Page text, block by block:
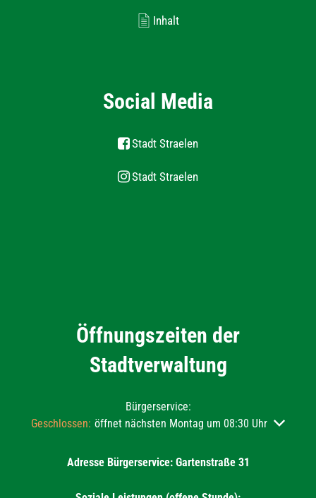
Inhalt
Social Media
Stadt Straelen
Stadt Straelen
Öffnungszeiten der
Stadtverwaltung
Bürgerservice:
Klicken, um weitere Öffnungs- oder Schließzeiten
Geschlossen: öffnet nächsten Montag um 08:30 Uhr
Adresse Bürgerservice: Gartenstraße 31